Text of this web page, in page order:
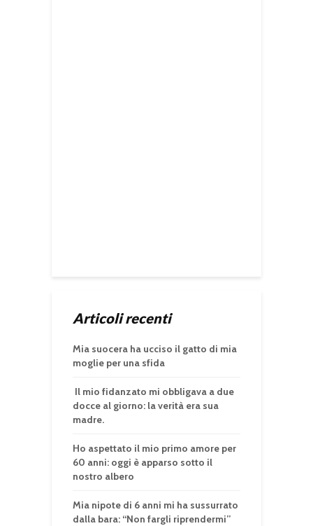
Articoli recenti
Mia suocera ha ucciso il gatto di mia
moglie per una sfida
Il mio fidanzato mi obbligava a due
docce al giorno: la verità era sua
madre.
Ho aspettato il mio primo amore per
60 anni: oggi è apparso sotto il
nostro albero
Mia nipote di 6 anni mi ha sussurrato
dalla bara: “Non fargli riprendermi”